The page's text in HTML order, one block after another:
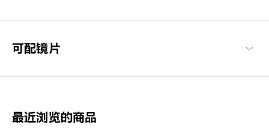
可配镜片
最近浏览的商品